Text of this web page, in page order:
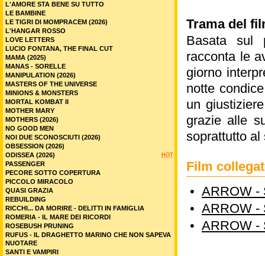
Trama del
Basata sul
racconta le
giorno
notte
un
grazie alle
soprattutto al
Film
• ARROW -
• ARROW -
• ARROW -
L'AMORE STA BENE SU TUTTO
LE BAMBINE
LE TIGRI DI MOMPRACEM (2026)
L'HANGAR ROSSO
LOVE LETTERS
LUCIO FONTANA, THE FINAL CUT
MAMA (2025)
MANAS - SORELLE
MANIPULATION (2026)
MASTERS OF THE UNIVERSE
MINIONS & MONSTERS
MORTAL KOMBAT II
MOTHER MARY
MOTHERS (2026)
NO GOOD MEN
NOI DUE SCONOSCIUTI (2026)
OBSESSION (2026)
HOT
ODISSEA (2026)
PASSENGER
PECORE SOTTO COPERTURA
PICCOLO MIRACOLO
QUASI GRAZIA
REBUILDING
RICCHI... DA MORIRE - DELITTI IN FAMIGLIA
ROMERIA - IL MARE DEI RICORDI
ROSEBUSH PRUNING
RUFUS - IL DRAGHETTO MARINO CHE NON SAPEVA
NUOTARE
SANTI E VAMPIRI